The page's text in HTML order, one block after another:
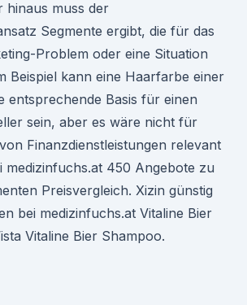
hinaus muss der
Segmente ergibt, die für das
Problem oder eine Situation
Beispiel kann eine Haarfarbe einer
entsprechende Basis für einen
sein, aber es wäre nicht für
Finanzdienstleistungen relevant
medizinfuchs.at 450 Angebote zu
Preisvergleich. Xizin günstig
bei medizinfuchs.at Vitaline Bier
Vitaline Bier Shampoo.